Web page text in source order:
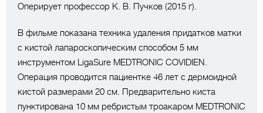
Оперирует профессор К. В. Пучков (2015 г).
В фильме показана техника удаления придатков матки
с кистой лапароскопическим способом 5 мм
инструментом LigaSure MEDTRONIC COVIDIEN.
Операция проводится пациентке 46 лет с дермоидной
кистой размерами 20 см. Предварительно киста
пунктирована 10 мм ребристым троакаром MEDTRONIC